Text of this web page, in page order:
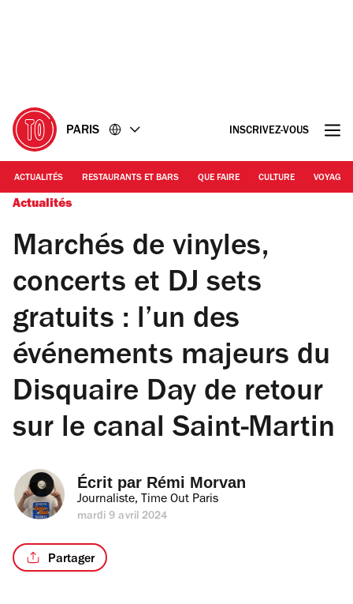
PARIS INSCRIVEZ-VOUS
ACTUALITÉS RESTAURANTS ET BARS QUE FAIRE CULTURE VOYAGE
Actualités
Marchés de vinyles,
concerts et DJ sets
gratuits : l’un des
événements majeurs du
Disquaire Day de retour
sur le canal Saint-Martin
Écrit par Rémi Morvan
Journaliste, Time Out Paris
mardi 9 avril 2024
Partager